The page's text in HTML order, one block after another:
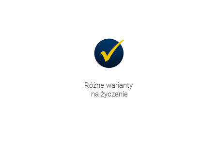
Różne warianty
na życzenie